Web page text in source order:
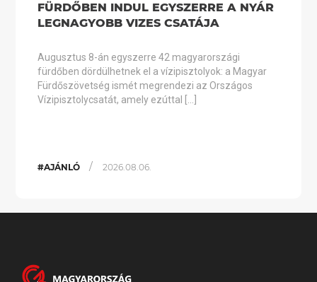
FÜRDŐBEN INDUL EGYSZERRE A NYÁR
LEGNAGYOBB VIZES CSATÁJA
Augusztus 8-án egyszerre 42 magyarországi
fürdőben dördülhetnek el a vízipisztolyok: a Magyar
Fürdőszövetség ismét megrendezi az Országos
Vízipisztolycsatát, amely ezúttal […]
#AJÁNLÓ / 2026.08.06.